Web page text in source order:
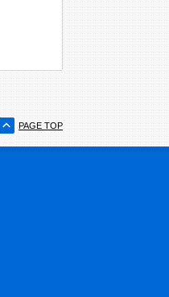
PAGE TOP